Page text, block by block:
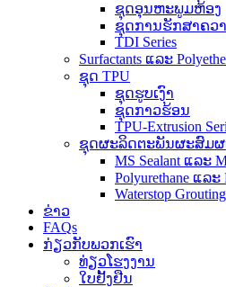
ຊຸດອຸນຫະພູມຫ້ອງ
ຊຸດການຮັກສາຄວ
TDI Series
Surfactants ແລະ
ຊຸດ TPU
ຊຸດຮູບເງົາ
ຊຸດກາວຮ້ອນ
TPU-Extrusion
ຊຸດຜະລິດຕະພັນຜະສົມ
MS Sealant ແລະ
Polyurethane ແລະ
Waterstop
ຂ່າວ
FAQs
ກ່ຽວກັບພວກເຮົາ
ທ່ຽວໂຮງງານ
ໃບຢັ້ງຢືນ